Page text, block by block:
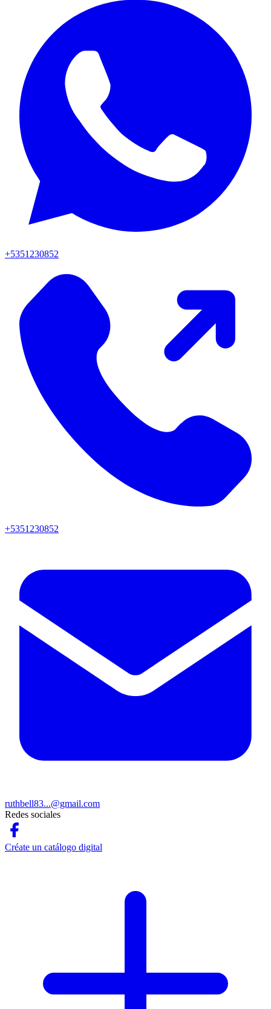
+5351230852
+5351230852
ruthbell83...@gmail.com
Redes sociales
Créate un catálogo digital